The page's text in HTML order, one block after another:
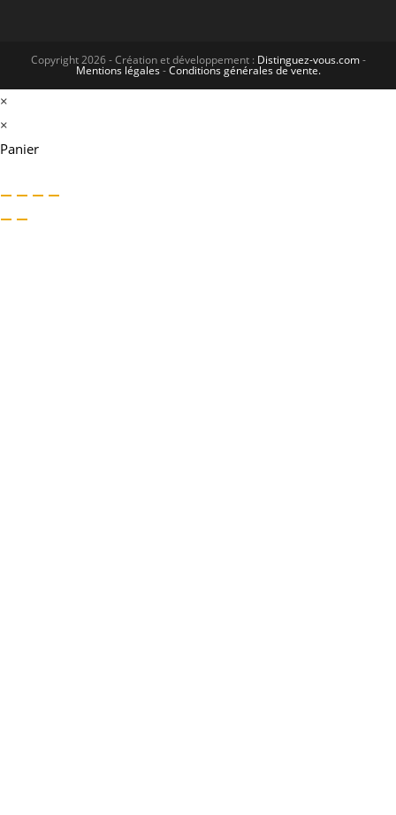
Copyright 2026 - Création et développement : Distinguez-vous.com-
Mentions légales-Conditions générales de vente.
×
×
Panier